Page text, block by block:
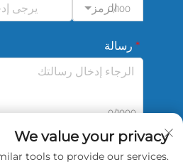
الرمز0/100
رسالة
0/1000
أرسل
We value your privacy
tools to provide our services.